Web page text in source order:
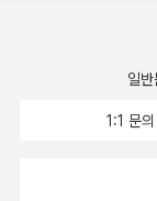
다.집에 묵혀두고
는 책 찾는 것도 꽤
지만 매일 쏟아져
일
1:1 문의